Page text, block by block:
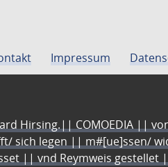
Impressum
Hirsing.|| COMOEDIA ||
sich legen || m#[ue]ssen/
|| vnd Reymweis